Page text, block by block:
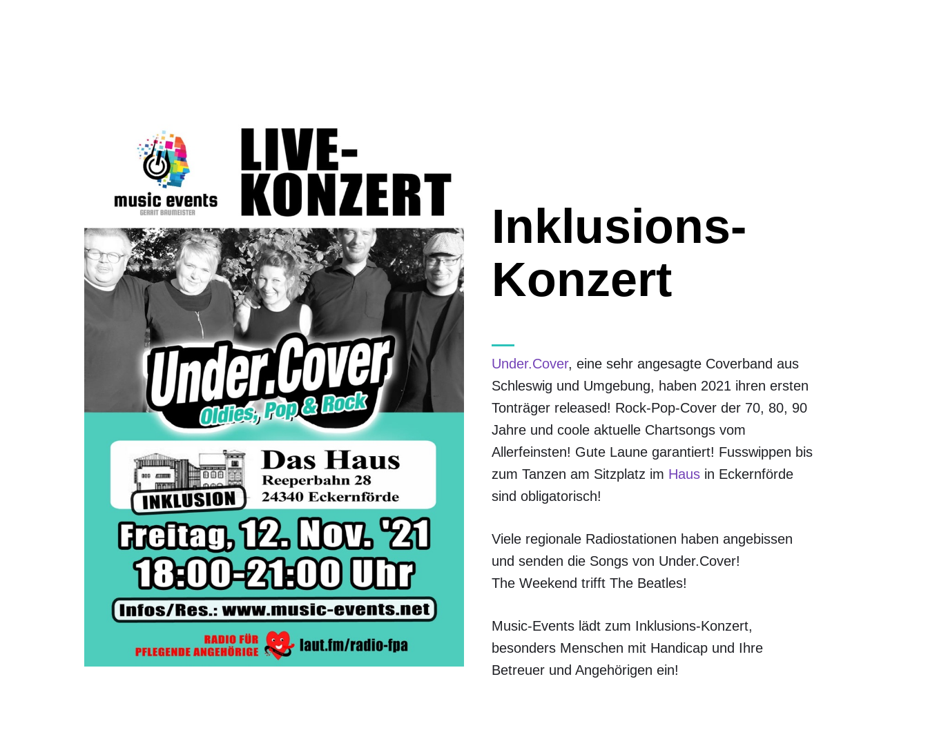
Inklusions-
Konzert
Under.Cover, eine sehr angesagte Coverband aus
Schleswig und Umgebung, haben 2021 ihren ersten
Tonträger released! Rock-Pop-Cover der 70, 80, 90
Jahre und coole aktuelle Chartsongs vom
Allerfeinsten! Gute Laune garantiert! Fusswippen bis
zum Tanzen am Sitzplatz im Haus in Eckernförde
sind obligatorisch!
Viele regionale Radiostationen haben angebissen
und senden die Songs von Under.Cover!
The Weekend trifft The Beatles!
Music-Events lädt zum Inklusions-Konzert,
besonders Menschen mit Handicap und Ihre
Betreuer und Angehörigen ein!